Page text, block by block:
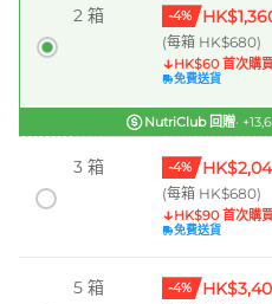
2 箱 -4%
(每箱 HK$680)
↓HK$60 首次購
免費送貨
NutriClub 回贈·
3 箱 -4%
(每箱 HK$680)
↓HK$90 首次購
免費送貨
5 箱 -4%